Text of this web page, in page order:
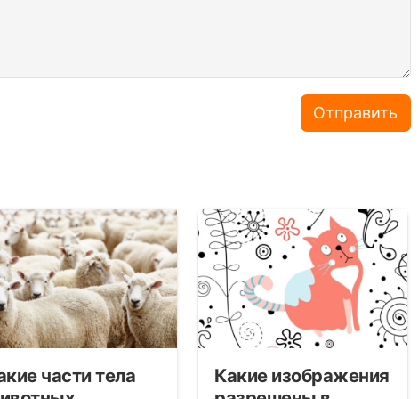
Отправить
части тела
Какие изображения